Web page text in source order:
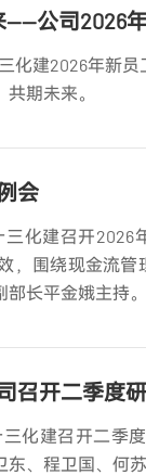
——公司2026
化建2026年新
期未来。
会
三化建召开
，围绕现金流
长平金娥主持。
化建召开二季
、程卫国、何